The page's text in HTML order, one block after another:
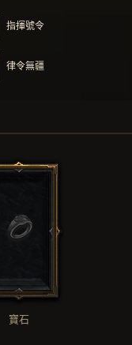
指揮號令
律令無疆
寶石